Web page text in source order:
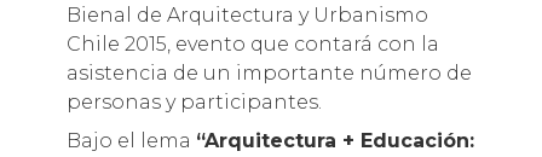
Bienal de Arquitectura y Urbanismo
Chile 2015, evento que contará con la
asistencia de un importante número de
personas y participantes.
Bajo el lema “Arquitectura + Educación: